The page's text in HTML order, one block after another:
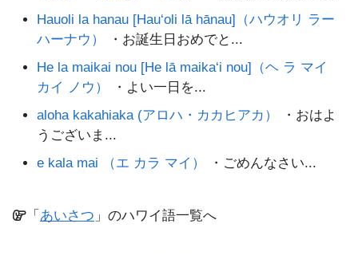
Hauoli la hanau [Hau‘oli lā hānau]（ハウオリ ラー
ハーナウ）
・お誕生日おめでと...
He la maikai nou [He lā maika‘i nou]（ヘ ラ マイ
カイ ノウ）
・よい一日を...
aloha kakahiaka (アロハ・カカヒアカ）
・おはよ
うございま...
e kala mai （エ カラ マイ）
・ごめんなさい...
「 あいさつ 」のハワイ語一覧へ